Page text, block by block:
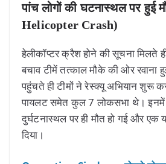
पांच लोगों की घटनास्थल पर हुई
Helicopter Crash)
हेलीकॉप्टर क्रैश होने की सूचना मिलते
बचाव टीमें तत्काल मौके की ओर रवाना
पहुंचते ही टीमों ने रेस्क्यू अभियान शुरू
पायलट समेत कुल 7 लोकसभा थे। इनमें
दुर्घटनास्थल पर ही मौत हो गई और एक
दिया।